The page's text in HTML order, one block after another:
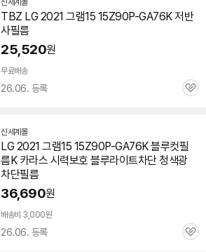
신세계몰
TBZ LG 2021 그램15 15Z90P-GA76K 저반
사필름
25,520원
무료배송
26.06. 등록
관
신세계몰
LG 2021 그램15 15Z90P-GA76K 블루컷필
름K 카라스 시력보호 블루라이트차단 청색광
차단필름
36,690원
배송비 3,000원
26.06. 등록
관